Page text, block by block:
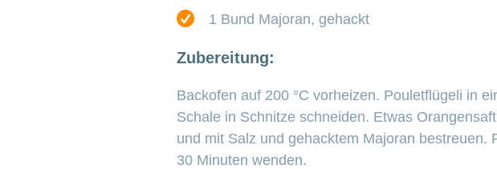
1 Bund Majoran, gehackt
Zubereitung:
Backofen auf 200 °C vorheizen. Pouletflügeli in
Schale in Schnitze schneiden. Etwas
und mit Salz und gehacktem Majoran
30 Minuten wenden.